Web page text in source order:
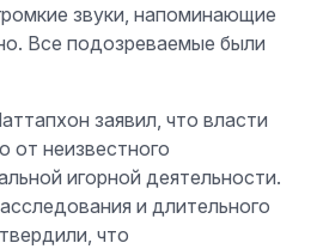
звуки, напоминающие
Все подозреваемые были
заявил, что власти
от неизвестного
игорной деятельности.
и длительного
что